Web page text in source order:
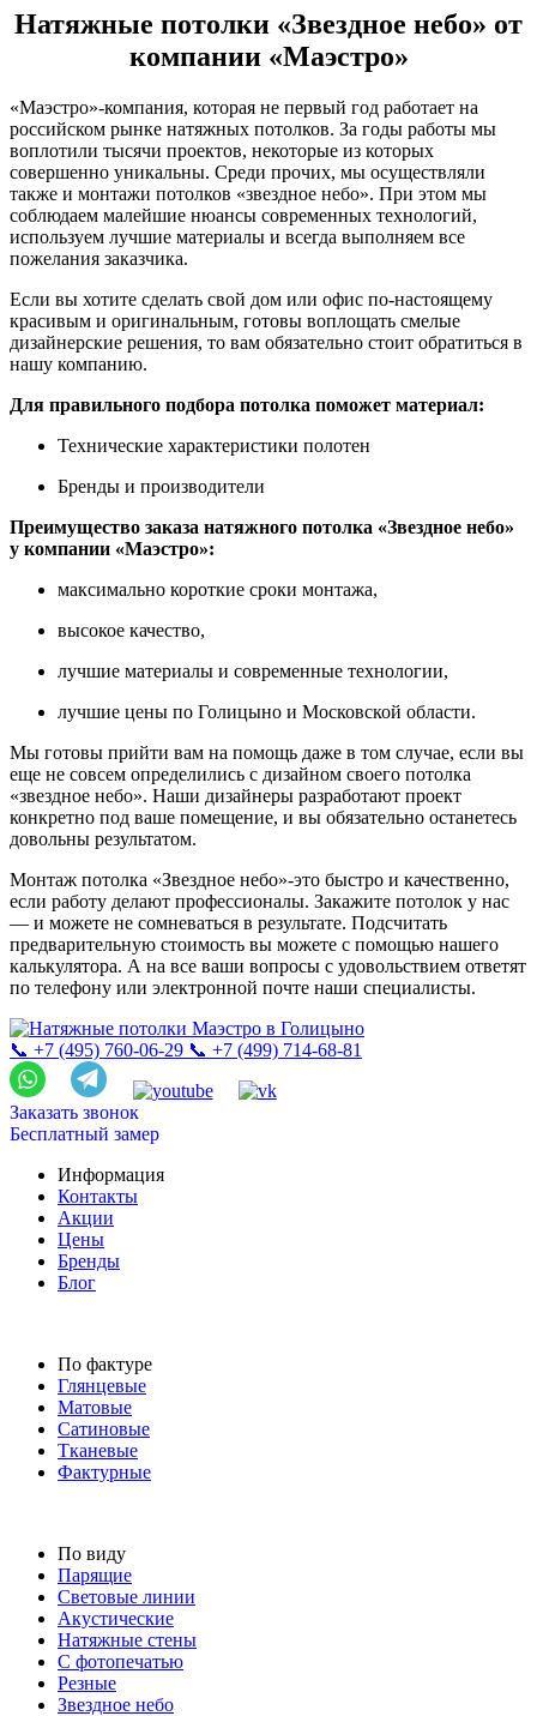
Натяжные потолки «Звездное небо» от
компании «Маэстро»
«Маэстро»-компания, которая не первый год работает на
российском рынке натяжных потолков. За годы работы мы
воплотили тысячи проектов, некоторые из которых
совершенно уникальны. Среди прочих, мы осуществляли
также и монтажи потолков «звездное небо». При этом мы
соблюдаем малейшие нюансы современных технологий,
используем лучшие материалы и всегда выполняем все
пожелания заказчика.
Если вы хотите сделать свой дом или офис по-настоящему
красивым и оригинальным, готовы воплощать смелые
дизайнерские решения, то вам обязательно стоит обратиться в
нашу компанию.
Для правильного подбора потолка поможет материал:
Технические характеристики полотен
Бренды и производители
Преимущество заказа натяжного потолка «Звездное небо»
у компании «Маэстро»:
максимально короткие сроки монтажа,
высокое качество,
лучшие материалы и современные технологии,
лучшие цены по Голицыно и Московской области.
Мы готовы прийти вам на помощь даже в том случае, если вы
еще не совсем определились с дизайном своего потолка
«звездное небо». Наши дизайнеры разработают проект
конкретно под ваше помещение, и вы обязательно останетесь
довольны результатом.
Монтаж потолка «Звездное небо»-это быстро и качественно,
если работу делают профессионалы. Закажите потолок у нас
— и можете не сомневаться в результате. Подсчитать
предварительную стоимость вы можете с помощью нашего
калькулятора. А на все ваши вопросы с удовольствием ответят
по телефону или электронной почте наши специалисты.
📞 +7 (495) 760-06-29 📞 +7 (499) 714-68-81
Заказать звонок
Бесплатный замер
Информация
Контакты
Акции
Цены
Бренды
Блог
По фактуре
Глянцевые
Матовые
Сатиновые
Тканевые
Фактурные
По виду
Парящие
Световые линии
Акустические
Натяжные стены
С фотопечатью
Резные
Звездное небо